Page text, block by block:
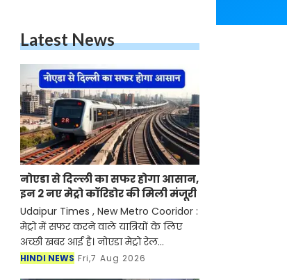
Latest News
नोएडा से दिल्ली का सफर होगा आसान,
इन 2 नए मेट्रो कॉरिडोर की मिली मंजूरी
Udaipur Times , New Metro Cooridor :
मेट्रो में सफर करने वाले यात्रियों के लिए
अच्छी खबर आई है। नोएडा मेट्रो रेल
कॉरपोरेशन (NMRC) ने बॉटनिकल गार्डन
HINDI NEWS Fri,7 Aug 2026